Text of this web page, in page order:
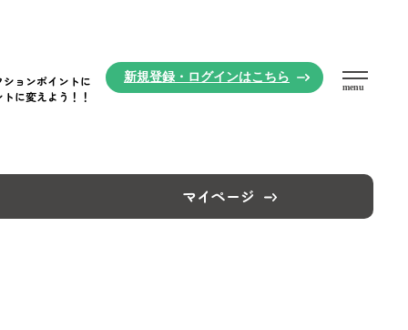
menu
新規登録・ ログインはこちら
ョンポイントに
に変えよう！！
マイページ